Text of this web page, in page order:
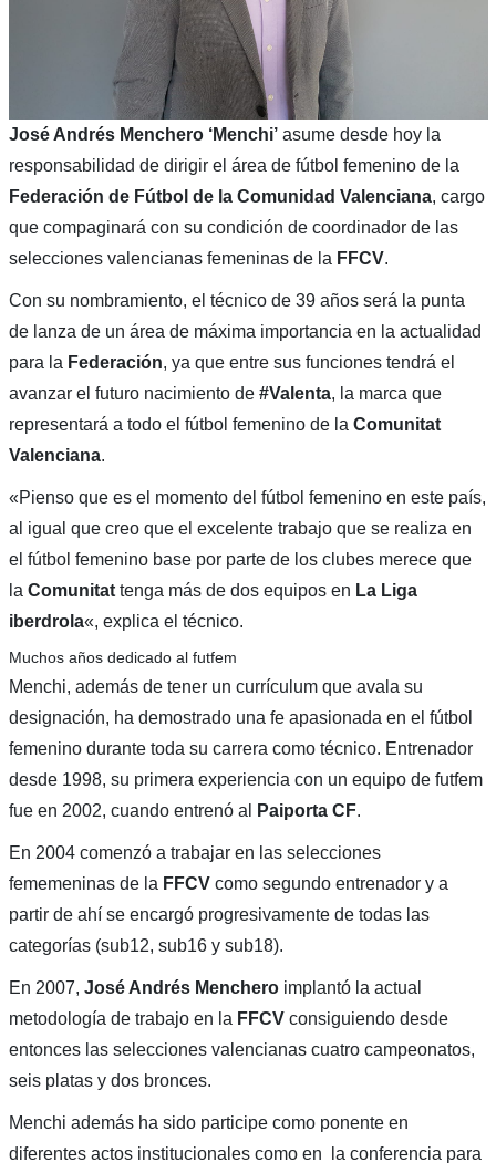
José Andrés Menchero ‘Menchi’asume desde hoy la
responsabilidad de dirigir el área de fútbol femenino de la
Federación de Fútbol de la Comunidad Valenciana, cargo
que compaginará con su condición de coordinador de las
selecciones valencianas femeninas de la FFCV.
Con su nombramiento, el técnico de 39 años será la punta
de lanza de un área de máxima importancia en la actualidad
para la Federación, ya que entre sus funciones tendrá el
avanzar el futuro nacimiento de #Valenta, la marca que
representará a todo el fútbol femenino de la Comunitat
Valenciana.
«Pienso que es el momento del fútbol femenino en este país,
al igual que creo que el excelente trabajo que se realiza en
el fútbol femenino base por parte de los clubes merece que
la Comunitattenga más de dos equipos en La Liga
iberdrola«, explica el técnico.
Muchos años dedicado al futfem
Menchi, además de tener un currículum que avala su
designación, ha demostrado una fe apasionada en el fútbol
femenino durante toda su carrera como técnico. Entrenador
desde 1998, su primera experiencia con un equipo de futfem
fue en 2002, cuando entrenó al
Paiporta CF.
En 2004 comenzó a trabajar en las selecciones
fememeninas de la FFCVcomo segundo entrenador y a
partir de ahí se encargó progresivamente de todas las
categorías (sub12, sub16 y sub18).
En 2007, José Andrés Mencheroimplantó la actual
metodología de trabajo en la FFCVconsiguiendo desde
entonces las selecciones valencianas cuatro campeonatos,
seis platas y dos bronces.
Menchi además ha sido participe como ponente en
diferentes actos institucionales como en la conferencia para